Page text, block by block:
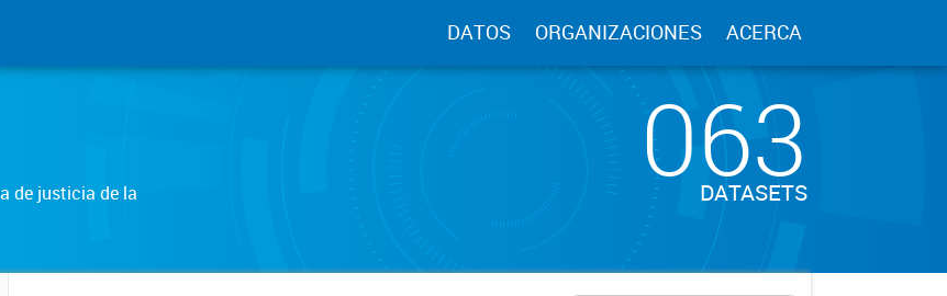
DATOS ORGANIZACIONES ACERCA
de justicia de la
063
DATASETS